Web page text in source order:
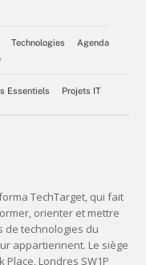
Technologies
Agenda
Essentiels Projets IT